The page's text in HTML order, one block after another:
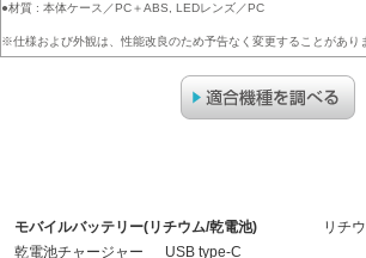
●材質 : 本体ケース／PC＋ABS, LEDレンズ／PC
※仕様および外観は、性能改良のため予告なく変更することがあり
モバイルバッテリー(リチウム/乾電池)
リチ
乾電池チャージャー
USB type-C